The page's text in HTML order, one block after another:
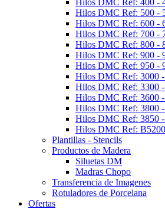
Hilos DMC Ref: 500 -
Hilos DMC Ref: 600 -
Hilos DMC Ref: 700 -
Hilos DMC Ref: 800 -
Hilos DMC Ref: 900 -
Hilos DMC Ref: 950 -
Hilos DMC Ref: 3000
Hilos DMC Ref: 3300
Hilos DMC Ref: 3600
Hilos DMC Ref: 3800
Hilos DMC Ref: 3850
Hilos DMC Ref:
Plantillas - Stencils
Productos de Madera
Siluetas DM
Madras Chopo
Transferencia de Imagenes
Rotuladores de Porcelana
Ofertas